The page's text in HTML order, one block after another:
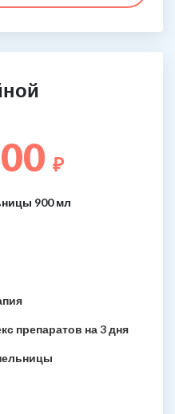
₽
900 мл
препаратов на 3 дня